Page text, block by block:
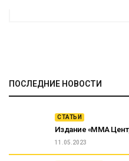
ПОСЛЕДНИЕ НОВОСТИ
СТАТЬИ
Издание «ММА
11.05.2023